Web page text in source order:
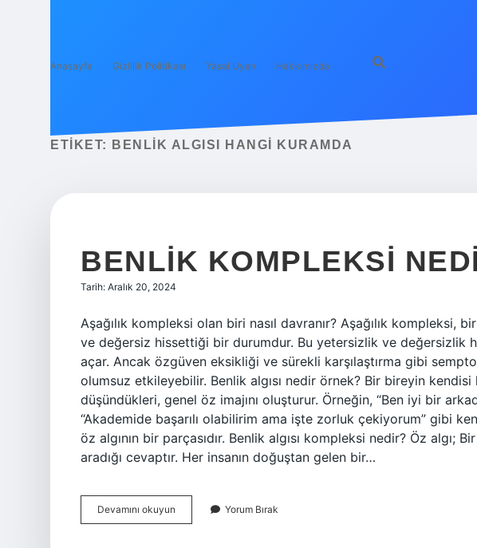
Anasayfa Gizlilik Politikası Yasal Uyarı Hakkımızda
ETIKET: BENLIK ALGISI HANGI KURAMDA
BENLIK KOMPLEKSI
Tarih: Aralık 20, 2024
Aşağılık kompleksi olan biri nasıl davranır? Aşağılık kompleksi,
ve değersiz hissettiği bir durumdur. Bu yetersizlik ve değersizlik
açar. Ancak özgüven eksikliği ve sürekli karşılaştırma gibi
olumsuz etkileyebilir. Benlik algısı nedir örnek? Bir bireyin kendisi
düşündükleri, genel öz imajını oluşturur. Örneğin, “Ben iyi bir
“Akademide başarılı olabilirim ama işte zorluk çekiyorum” gibi
öz algının bir parçasıdır. Benlik algısı kompleksi nedir? Öz algı;
aradığı cevaptır. Her insanın doğuştan gelen bir…
Devamını okuyun
Kompleksi
Yorum Bırak